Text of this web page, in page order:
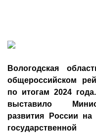
Вологодская
общероссийском
по итогам 2024
выставило
развития России на